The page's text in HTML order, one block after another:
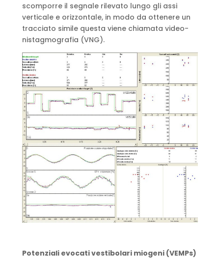
scomporre il segnale rilevato lungo gli assi
verticale e orizzontale, in modo da ottenere un
tracciato simile questa viene chiamata video-
nistagmografia (VNG).
Potenziali evocati vestibolari miogeni (VEMPs)